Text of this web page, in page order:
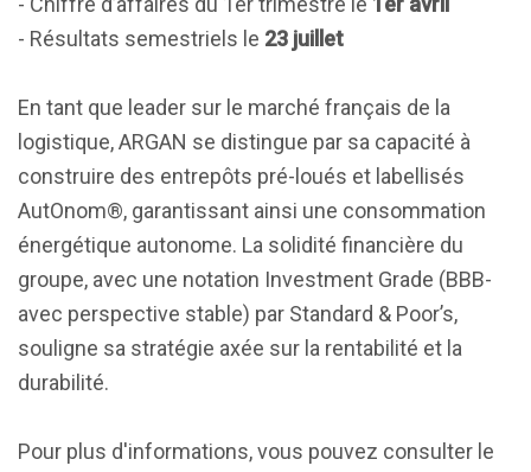
- Résultats semestriels le 23 juillet
En tant que leader sur le marché français de la
logistique, ARGAN se distingue par sa capacité à
construire des entrepôts pré-loués et labellisés
AutOnom®, garantissant ainsi une consommation
énergétique autonome. La solidité financière du
groupe, avec une notation Investment Grade (BBB-
avec perspective stable) par Standard & Poor’s,
souligne sa stratégie axée sur la rentabilité et la
durabilité.
Pour plus d'informations, vous pouvez consulter le